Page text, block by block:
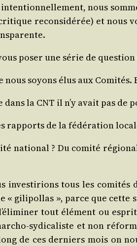
nous
recon­si­dé­rée) et nous
poser une série de
soyons élus aux Comi­tés.
la CNT il n’y avait pas de
rap­ports de la fédé­ra­tion
natio­nal ? Du comi­té
inves­ti­rions tous les comi­tés
« gili­pol­las », parce que
tout élé­ment ou
sydi­ca­liste et non
de ces der­niers mois on